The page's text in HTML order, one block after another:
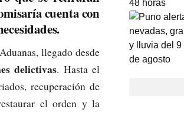
cuenta con
llegado desde
delictivas. Hasta el
recuperación de
el orden y la